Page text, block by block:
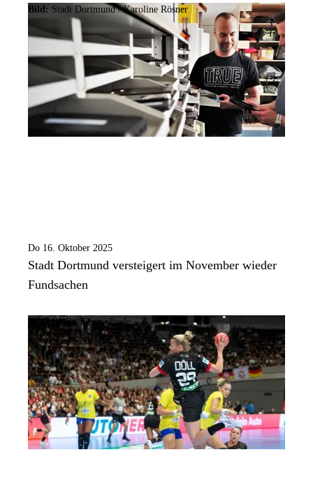
Bild: Stadt Dortmund /Karoline Rösner
Do 16. Oktober 2025
Stadt Dortmund versteigert im November wieder
Fundsachen
Bild: DHB / Kenny Beele